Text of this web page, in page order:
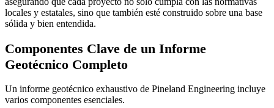
locales y estatales, sino que también esté construido sobre una base
sólida y bien entendida.
Componentes Clave de un Informe
Geotécnico Completo
Un informe geotécnico exhaustivo de Pineland Engineering incluye
varios componentes esenciales.